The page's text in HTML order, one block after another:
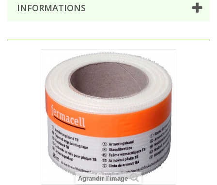
INFORMATIONS
Agrandir l'image